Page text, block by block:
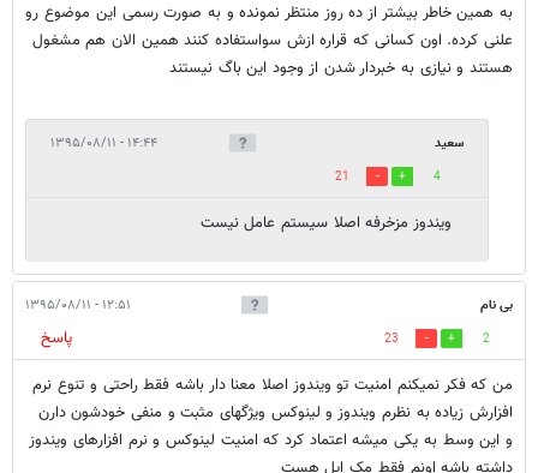
به همین خاطر بیشتر از ده روز منتظر نمونده و به صورت رسمی این موضوع رو
علنی کرده. اون کسانی که قراره ازش سواستفاده کنند همین الان هم مشغول
هستند و نیازی به خبردار شدن از وجود این باگ نیستند
سعید ۱۴:۴۴ - ۱۳۹۵/۰۸/۱۱
4
21
ویندوز مزخرفه اصلا سیستم عامل نیست
بی نام ۱۲:۵۱ - ۱۳۹۵/۰۸/۱۱
2
23
پاسخ
من که فکر نمیکنم امنیت تو ویندوز اصلا معنا دار باشه فقط راحتی و تنوع نرم
افزارش زیاده به نظرم ویندوز و لینوکس ویژگهای مثبت و منفی خودشون دارن
و این وسط به یکی میشه اعتماد کرد که امنیت لینوکس و نرم افزارهای ویندوز